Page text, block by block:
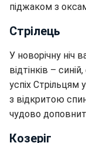
піджаком з
Стрілець
У новорічну ніч
відтінків –
успіх Стрільцям
з відкритою
чудово
Козеріг